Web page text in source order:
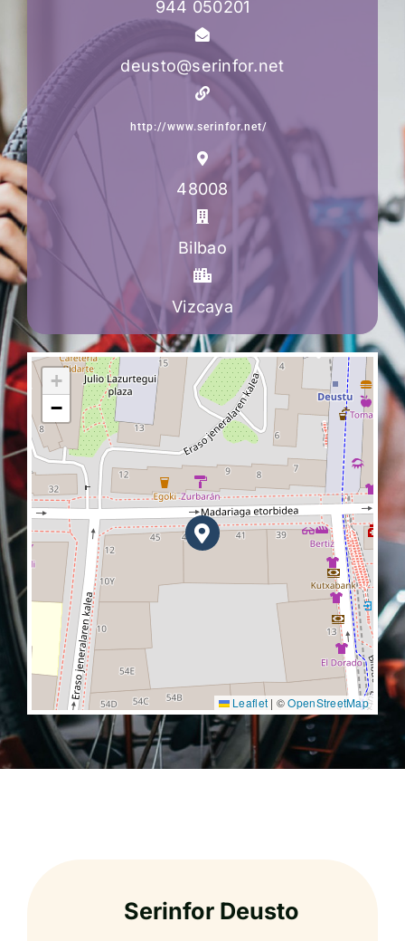
944 050201
deusto@serinfor.net
http://www.serinfor.net/
48008
Bilbao
Vizcaya
+
−
Leaflet | ©OpenStreetMap
Serinfor Deusto